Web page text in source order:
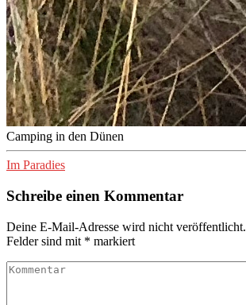
Camping in den Dünen
Im Paradies
Schreibe einen Kommentar
Deine E-Mail-Adresse wird nicht veröffentlicht.
Felder sind mit * markiert